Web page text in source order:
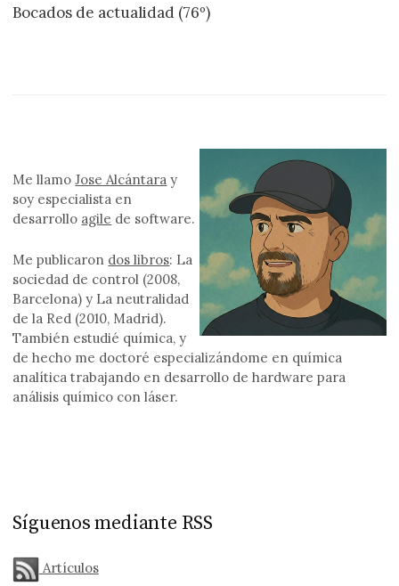
Bocados de actualidad (76º)
Me llamoJose Alcántara y
soy especialista en
desarrollo agile de software.
Me publicaron dos libros: La
sociedad de control (2008,
Barcelona) y La neutralidad
de la Red (2010, Madrid).
También estudié química, y
de hecho me doctoré especializándome en química
analítica trabajando en desarrollo de hardware para
análisis químico con láser.
Síguenos mediante RSS
Artículos